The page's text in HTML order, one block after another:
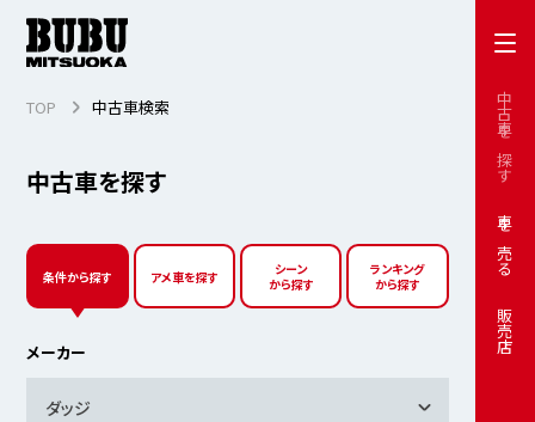
中古車を探す
車を売る
販売店
中古車を探す
TOP 中古車検索
条件から探す アメ車を探す
シーン
から探す
ランキング
から探す
メーカー
ダッジ